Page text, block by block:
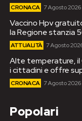
CRONACA 7 Agosto 2026
Vaccino Hpv
la Regione stanzia
ATTUALITÀ 7 Agosto
Alte temperature, il
i cittadini e offre
CRONACA 7 Agosto 2026
Popolari